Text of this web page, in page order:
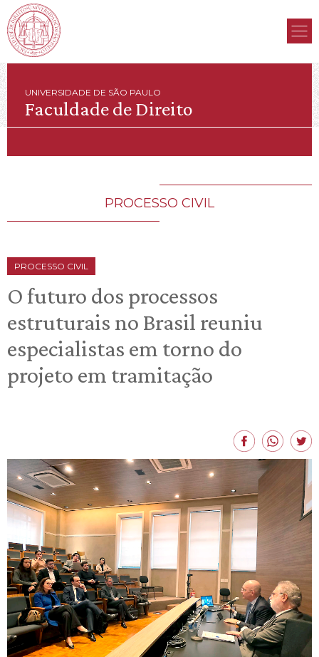
UNIVERSIDADE DE SÃO PAULO
Faculdade de Direito
PROCESSO CIVIL
PROCESSO CIVIL
O futuro dos processos
estruturais no Brasil reuniu
especialistas em torno do
projeto em tramitação